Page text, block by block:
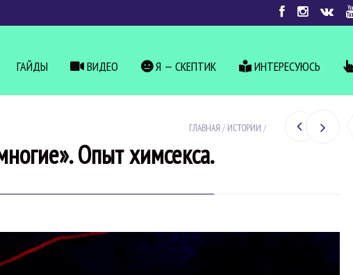
ГАЙДЫ ВИДЕО Я — СКЕПТИК ИНТЕРЕСУЮСЬ
ГЛАВНАЯ / ИСТОРИИ /
Опыт химсекса.